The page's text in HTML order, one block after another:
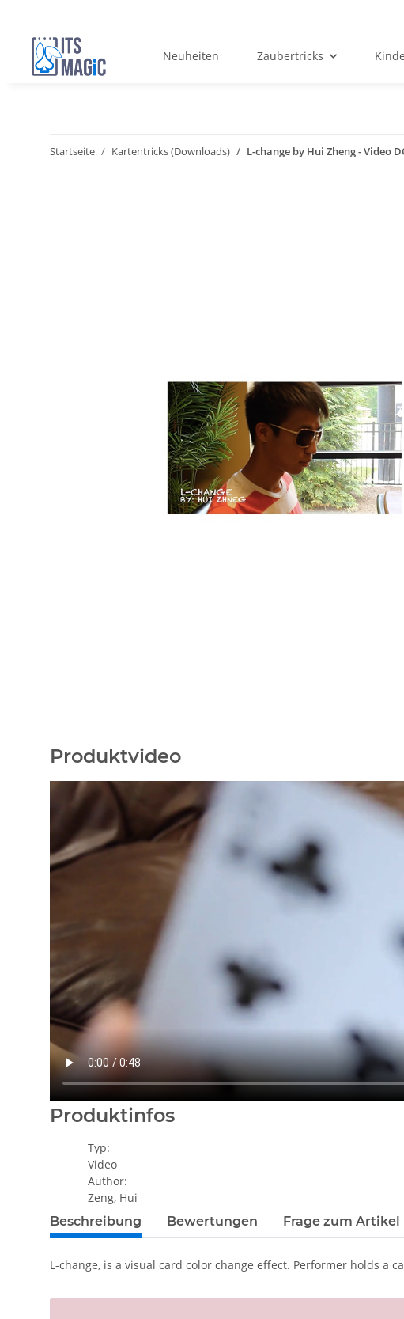
Neuheiten Zaubertricks
Startseite Kartentricks (Downloads) L-change by Hui Zheng - Video
Produktvideo
Produktinfos
Typ:
Video
Author:
Zeng, Hui
Beschreibung
Bewertungen Frage zum Artikel
L-change, is a visual card color change effect. Performer holds a